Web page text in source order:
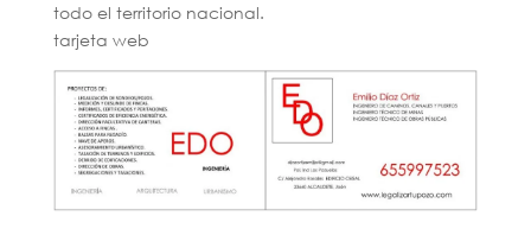
todo el territorio nacional.
tarjeta web